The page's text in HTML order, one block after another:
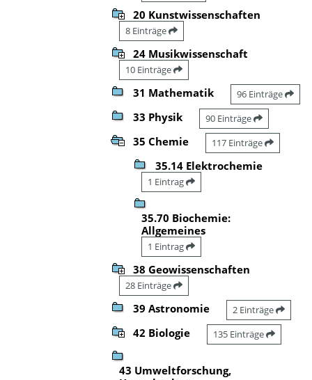
20 Kunstwissenschaften
8 Einträge
24 Musikwissenschaft
10 Einträge
31 Mathematik 96 Einträge
33 Physik 90 Einträge
35 Chemie 117 Einträge
35.14 Elektrochemie
1 Eintrag
35.70 Biochemie:
Allgemeines
1 Eintrag
38 Geowissenschaften
28 Einträge
39 Astronomie 2 Einträge
42 Biologie 135 Einträge
43 Umweltforschung,